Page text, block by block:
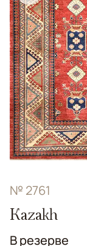
№ 2761
Kazakh
В резерве